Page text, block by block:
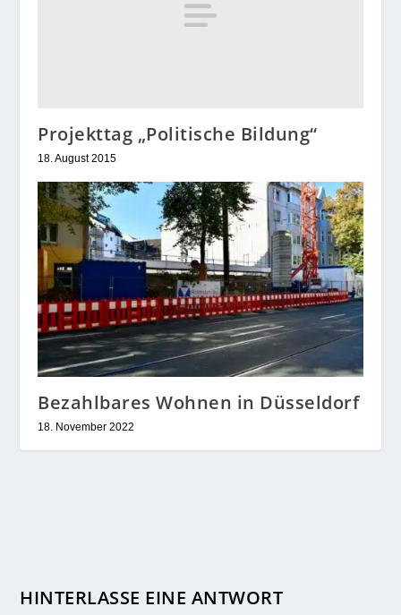
Projekttag „Politische Bildung“
18. August 2015
Bezahlbares Wohnen in Düsseldorf
18. November 2022
HINTERLASSE EINE ANTWORT